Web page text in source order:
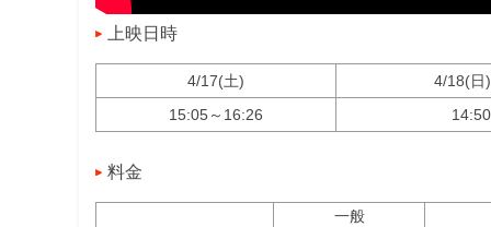
上映日時
4/17(土) 4/18(日
15:05～16:26
料金
一般